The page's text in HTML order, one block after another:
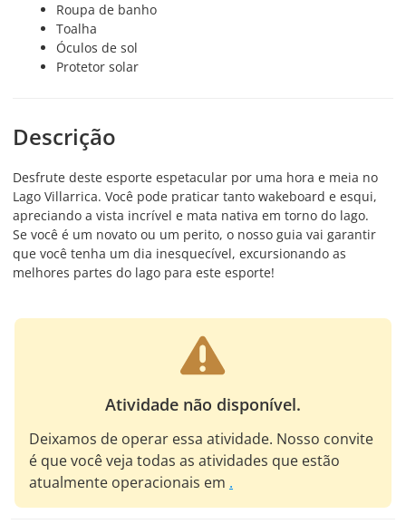
Roupa de banho
Toalha
Óculos de sol
Protetor solar
Descrição
Desfrute deste esporte espetacular por uma hora e meia no
Lago Villarrica. Você pode praticar tanto wakeboard e esqui,
apreciando a vista incrível e mata nativa em torno do lago.
Se você é um novato ou um perito, o nosso guia vai garantir
que você tenha um dia inesquecível, excursionando as
melhores partes do lago para este esporte!
Atividade não disponível.
Deixamos de operar essa atividade. Nosso convite
é que você veja todas as atividades que estão
atualmente operacionais em .